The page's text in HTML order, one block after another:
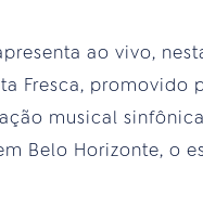
ao vivo,
Fresca, promovido
musical
Belo Horizonte, o